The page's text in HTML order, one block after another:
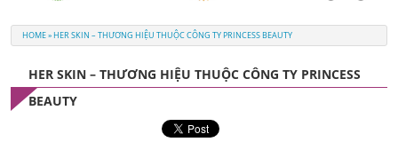
Tin Tức – Khuyến Mãi
HOME»HER SKIN – THƯƠNG HIỆU THUỘC CÔNG TY PRINCESS BEAUTY
HER SKIN – THƯƠNG HIỆU THUỘC CÔNG TY PRINCESS
BEAUTY